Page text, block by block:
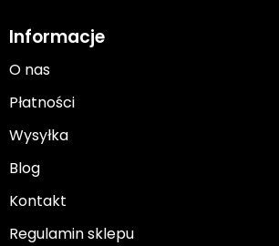
Informacje
O nas
Płatności
Wysyłka
Blog
Kontakt
Regulamin sklepu